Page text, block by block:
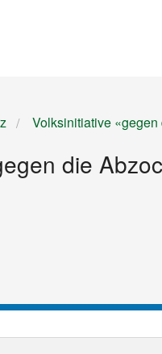
Volksinitiative
die